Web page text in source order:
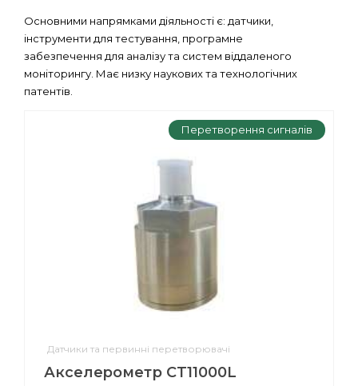
Основними напрямками діяльності є: датчики,
інструменти для тестування, програмне
забезпечення для аналізу та систем віддаленого
моніторингу. Має низку наукових та технологічних
патентів.
Перетворення сигналів
Датчики та первинні перетворювачі
Акселерометр CT11000L